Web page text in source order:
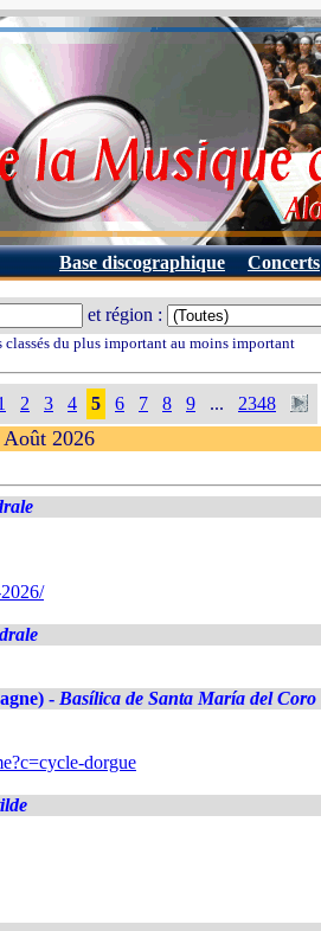
Base discographique Concerts
et région :
du plus important au moins important
2 3 4 5 6 7 8 9 ... 2348
Août 2026
- Basílica de Santa María del Coro
dorgue